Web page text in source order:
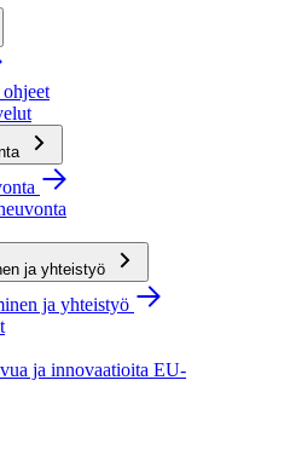
ja yhteistyö
ja yhteistyö
ja innovaatioita EU-